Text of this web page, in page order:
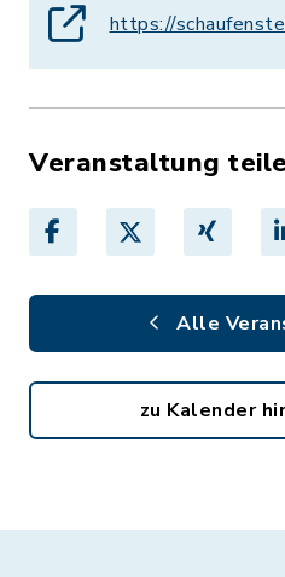
https://
Veranstaltung
Alle
zu Kalender